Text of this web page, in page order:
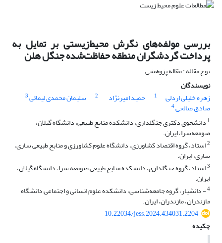
بررسی مولفه‌های نگرش محیط‌زیستی بر تمایل به
پرداخت گردشگران منطقه حفاظت‌شده جنگل هلن
نوع مقاله : مقاله پژوهشی
نویسندگان
زهره خلیلی اردلی
1 حمید امیرنژاد 2 سلیمان محمدی لیمائی3
صادق صالحی4
1 دانشجوی دکتری جنگلداری، دانشکده منابع طبیعی، دانشگاه گیلان،
صومعه‌سرا، ایران.
2استاد، گروه اقتصاد کشاورزی، دانشگاه علوم کشاورزی و منابع طبیعی ساری،
ساری، ایران.
3استاد، گروه جنگلداری، دانشکده منابع طبیعی صومعه سرا، دانشگاه گیلان،
ایران.
4- دانشیار، گروه جامعه‌شناسی، دانشکده علوم انسانی و اجتماعی دانشگاه
مازندران، مازندران، ایران.
10.22034/jess.2024.434031.2204
چکیده